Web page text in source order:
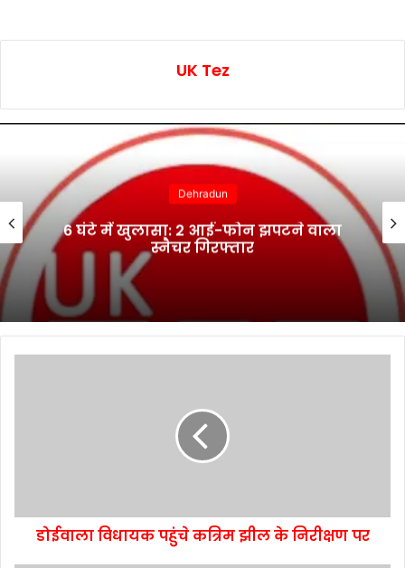
UK Tez
Dehradun
6 घंटे में खुलासा: 2 आई-फोन झपटने वाला
स्नैचर गिरफ्तार
डोईवाला विधायक पहुंचे कत्रिम झील के निरीक्षण पर